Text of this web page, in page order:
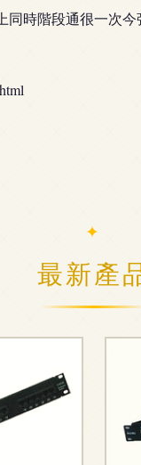
時階段通很一次
最新產